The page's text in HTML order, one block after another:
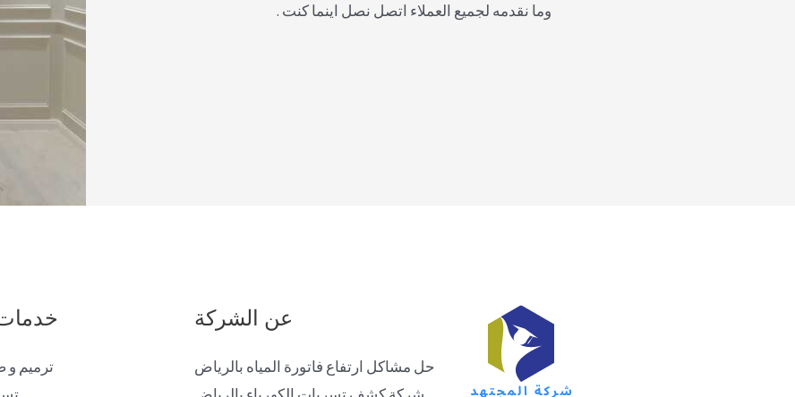
وما نقدمه لجميع العملاء اتصل نصل اينما كنت .
عن الشركة
حل مشاكل ارتفاع فاتورة المياه بالرياض
ترميم و